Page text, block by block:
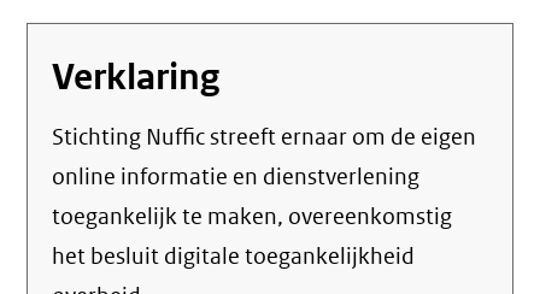
Verklaring
Stichting Nuffic streeft ernaar om de eigen
online informatie en dienstverlening
toegankelijk te maken, overeenkomstig
het besluit digitale toegankelijkheid